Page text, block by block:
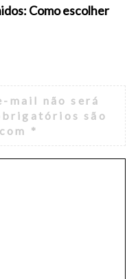
Como escolher
mail não será
são
*